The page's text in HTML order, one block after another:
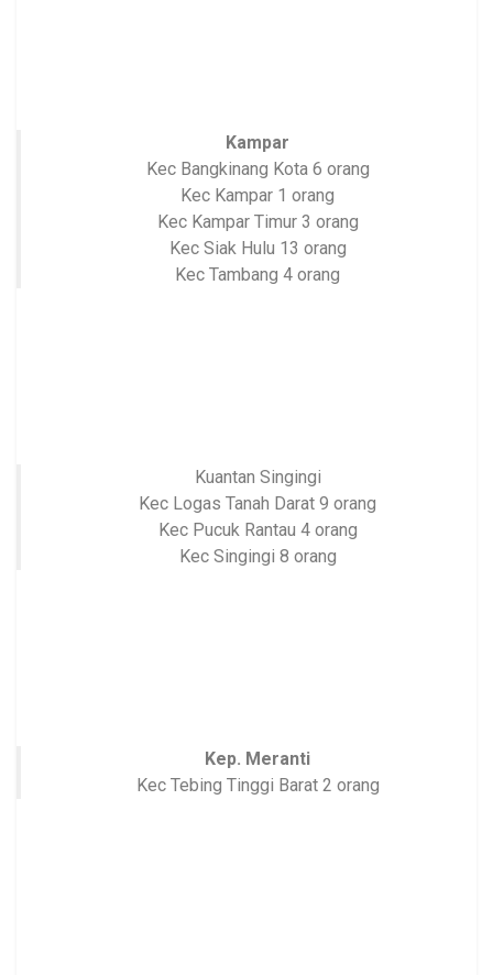
Kampar
Kec Bangkinang Kota 6 orang
Kec Kampar 1 orang
Kec Kampar Timur 3 orang
Kec Siak Hulu 13 orang
Kec Tambang 4 orang
Kuantan Singingi
Kec Logas Tanah Darat 9 orang
Kec Pucuk Rantau 4 orang
Kec Singingi 8 orang
Kep. Meranti
Kec Tebing Tinggi Barat 2 orang